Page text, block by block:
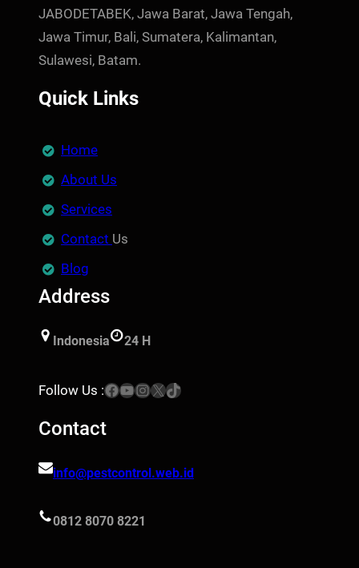
JABODETABEK, Jawa Barat, Jawa Tengah,
Jawa Timur, Bali, Sumatera, Kalimantan,
Sulawesi, Batam.
Quick Links
Home
About Us
Services
Contact Us
Blog
Address
Indonesia 24 H
Follow Us :Facebook YouTube Instagram X TikTok
Contact
info@pestcontrol.web.id
0812 8070 8221